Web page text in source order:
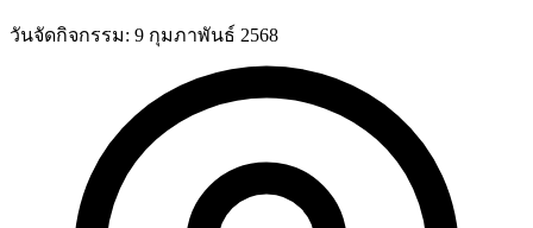
วันจัดกิจกรรม: 9 กุมภาพันธ์ 2568